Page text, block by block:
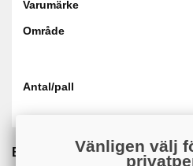
Varumärke
Område
Antal/pall
Bilagor
Vänligen välj